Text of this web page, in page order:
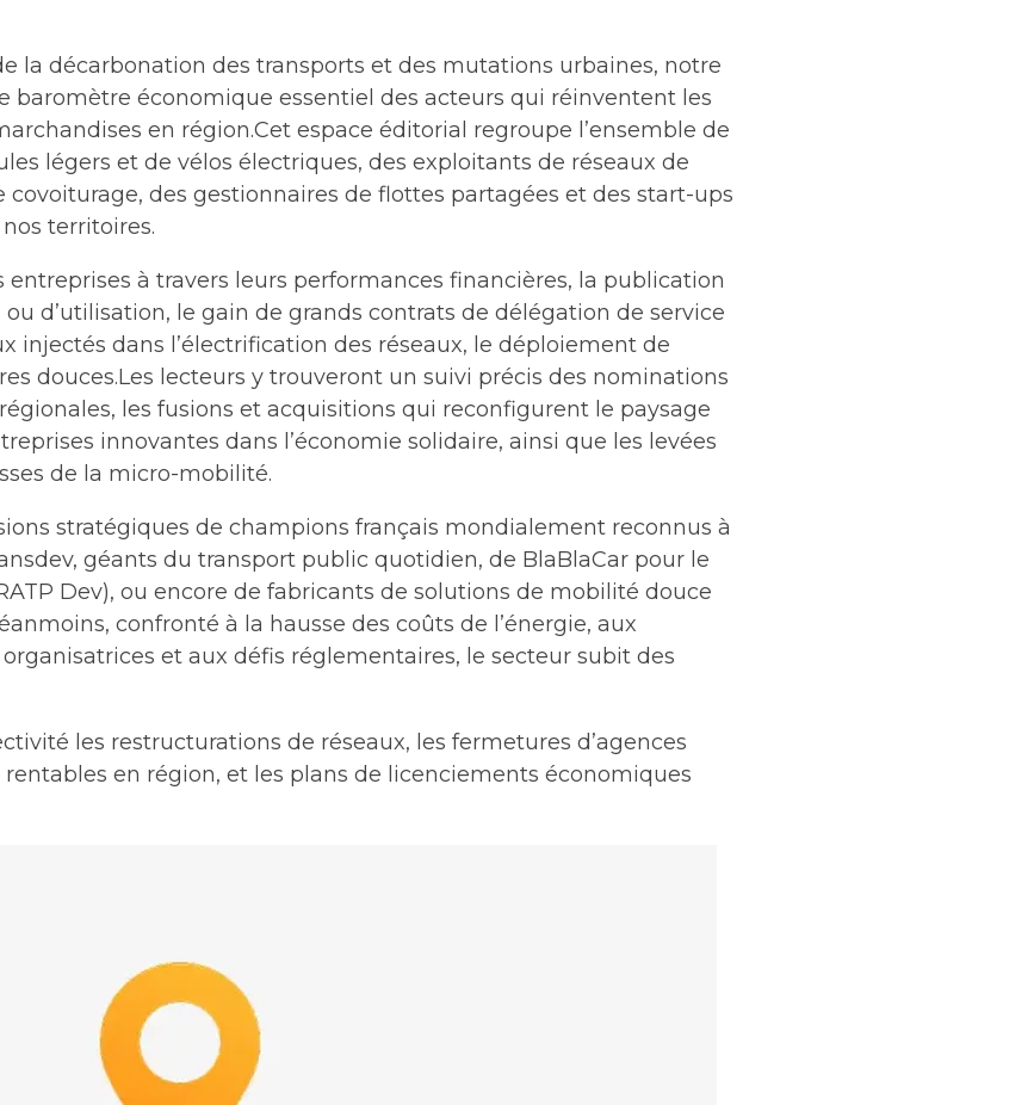
la décarbonation des transports et des mutations urbaines, notre
baromètre économique essentiel des acteurs qui réinventent les
en région.Cet espace éditorial regroupe l’ensemble de
légers et de vélos électriques, des exploitants de réseaux de
des gestionnaires de flottes partagées et des start-ups
territoires.
à travers leurs performances financières, la publication
d’utilisation, le gain de grands contrats de délégation de service
injectés dans l’électrification des réseaux, le déploiement de
douces.Les lecteurs y trouveront un suivi précis des nominations
les fusions et acquisitions qui reconfigurent le paysage
innovantes dans l’économie solidaire, ainsi que les levées
de la micro-mobilité.
stratégiques de champions français mondialement reconnus à
géants du transport public quotidien, de BlaBlaCar pour le
Dev), ou encore de fabricants de solutions de mobilité douce
confronté à la hausse des coûts de l’énergie, aux
et aux défis réglementaires, le secteur subit des
les restructurations de réseaux, les fermetures d’agences
en région, et les plans de licenciements économiques